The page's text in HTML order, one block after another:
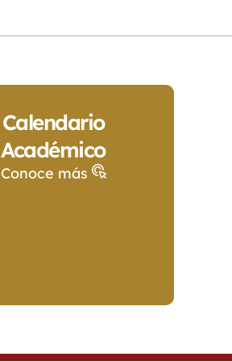
Calendario
Académico
Conoce más